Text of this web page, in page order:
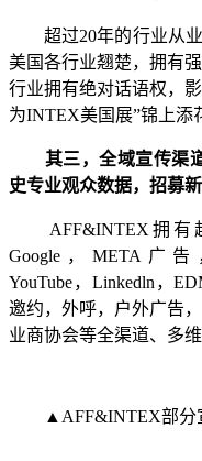
超过20年的行业从业
美国各行业翘楚，拥有
行业拥有绝对话语权，
为INTEX美国展”锦上添
其三，全域宣传渠
史专业观众数据，招募
AFF&INTEX拥有
Google，META广告
YouTube，Linkedln，
邀约，外呼，户外广告
业商协会等全渠道、多
▲AFF&INTEX部分